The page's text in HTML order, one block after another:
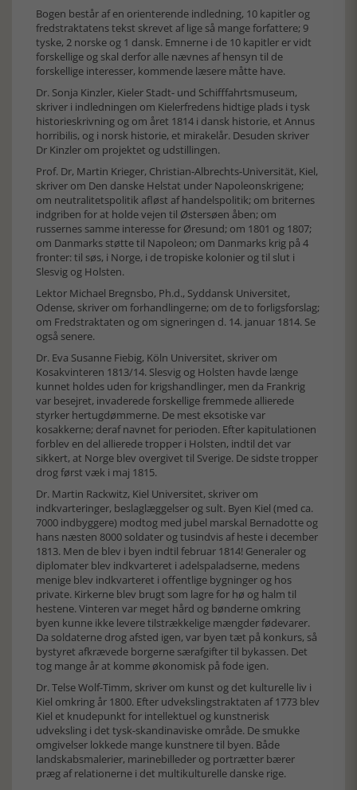
Bogen består af en orienterende indledning, 10 kapitler og
fredstraktatens tekst skrevet af lige så mange forfattere; 9
tyske, 2 norske og 1 dansk. Emnerne i de 10 kapitler er vidt
forskellige og skal derfor alle nævnes af hensyn til de
forskellige interesser, kommende læsere måtte have.
Dr. Sonja Kinzler, Kieler Stadt- und Schifffahrtsmuseum,
skriver i indledningen om Kielerfredens hidtige plads i tysk
historieskrivning og om året 1814 i dansk historie, et Annus
horribilis, og i norsk historie, et mirakelår. Desuden skriver
Dr Kinzler om projektet og udstillingen.
Prof. Dr, Martin Krieger, Christian-Albrechts-Universität, Kiel,
skriver om Den danske Helstat under Napoleonskrigene;
om neutralitetspolitik afløst af handelspolitik; om briternes
indgriben for at holde vejen til Østersøen åben; om
russernes samme interesse for Øresund; om 1801 og 1807;
om Danmarks støtte til Napoleon; om Danmarks krig på 4
fronter: til søs, i Norge, i de tropiske kolonier og til slut i
Slesvig og Holsten.
Lektor Michael Bregnsbo, Ph.d., Syddansk Universitet,
Odense, skriver om forhandlingerne; om de to forligsforslag;
om Fredstraktaten og om signeringen d. 14. januar 1814. Se
også senere.
Dr. Eva Susanne Fiebig, Köln Universitet, skriver om
Kosakvinteren 1813/14. Slesvig og Holsten havde længe
kunnet holdes uden for krigshandlinger, men da Frankrig
var besejret, invaderede forskellige fremmede allierede
styrker hertugdømmerne. De mest eksotiske var
kosakkerne; deraf navnet for perioden. Efter kapitulationen
forblev en del allierede tropper i Holsten, indtil det var
sikkert, at Norge blev overgivet til Sverige. De sidste tropper
drog først væk i maj 1815.
Dr. Martin Rackwitz, Kiel Universitet, skriver om
indkvarteringer, beslaglæggelser og sult. Byen Kiel (med ca.
7000 indbyggere) modtog med jubel marskal Bernadotte og
hans næsten 8000 soldater og tusindvis af heste i december
1813. Men de blev i byen indtil februar 1814! Generaler og
diplomater blev indkvarteret i adelspaladserne, medens
menige blev indkvarteret i offentlige bygninger og hos
private. Kirkerne blev brugt som lagre for hø og halm til
hestene. Vinteren var meget hård og bønderne omkring
byen kunne ikke levere tilstrækkelige mængder fødevarer.
Da soldaterne drog afsted igen, var byen tæt på konkurs, så
bystyret afkrævede borgerne særafgifter til bykassen. Det
tog mange år at komme økonomisk på fode igen.
Dr. Telse Wolf-Timm, skriver om kunst og det kulturelle liv i
Kiel omkring år 1800. Efter udvekslingstraktaten af 1773 blev
Kiel et knudepunkt for intellektuel og kunstnerisk
udveksling i det tysk-skandinaviske område. De smukke
omgivelser lokkede mange kunstnere til byen. Både
landskabsmalerier, marinebilleder og portrætter bærer
præg af relationerne i det multikulturelle danske rige.